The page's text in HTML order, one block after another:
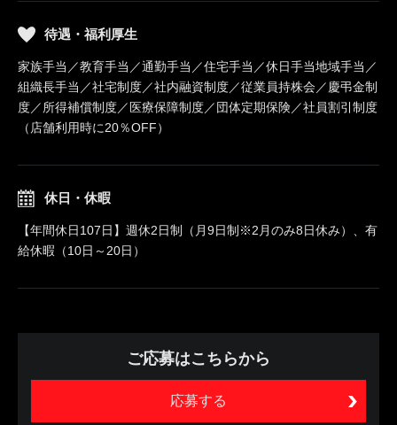
待遇・福利厚生
家族手当／教育手当／通勤手当／住宅手当／休日手当地域手当／
組織長手当／社宅制度／社内融資制度／従業員持株会／慶弔金制
度／所得補償制度／医療保障制度／団体定期保険／社員割引制度
（店舗利用時に20％OFF）
休日・休暇
【年間休日107日】週休2日制（月9日制※2月のみ8日休み）、有
給休暇（10日～20日）
ご応募はこちらから
応募する